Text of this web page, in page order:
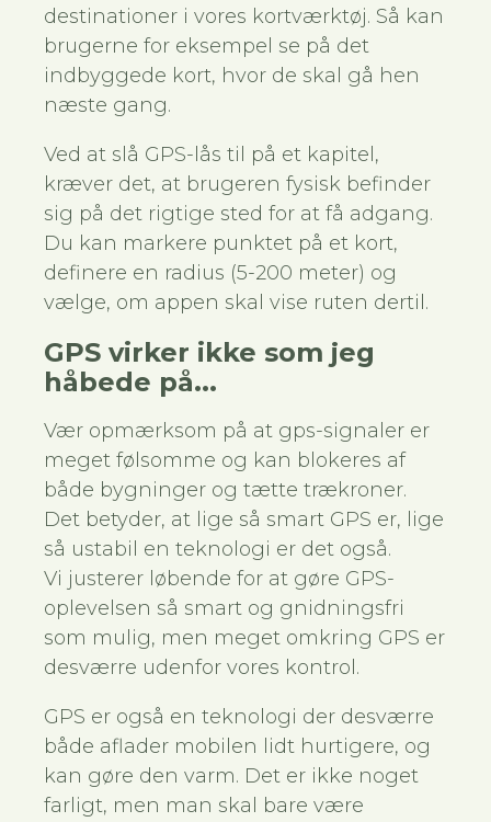
destinationer i vores kortværktøj. Så kan
brugerne for eksempel se på det
indbyggede kort, hvor de skal gå hen
næste gang.
Ved at slå GPS-lås til på et kapitel,
kræver det, at brugeren fysisk befinder
sig på det rigtige sted for at få adgang.
Du kan markere punktet på et kort,
definere en radius (5-200 meter) og
vælge, om appen skal vise ruten dertil.
GPS virker ikke som jeg
håbede på...
Vær opmærksom på at gps-signaler er
meget følsomme og kan blokeres af
både bygninger og tætte trækroner.
Det betyder, at lige så smart GPS er, lige
så ustabil en teknologi er det også.
Vi justerer løbende for at gøre GPS-
oplevelsen så smart og gnidningsfri
som mulig, men meget omkring GPS er
desværre udenfor vores kontrol.
GPS er også en teknologi der desværre
både aflader mobilen lidt hurtigere, og
kan gøre den varm. Det er ikke noget
farligt, men man skal bare være